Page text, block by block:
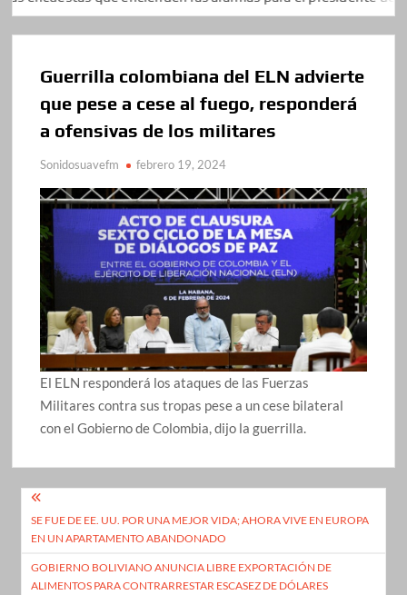
Guerrilla colombiana del ELN advierte
que pese a cese al fuego, responderá
a ofensivas de los militares
Sonidosuavefm febrero 19, 2024
El ELN responderá los ataques de las Fuerzas
Militares contra sus tropas pese a un cese bilateral
con el Gobierno de Colombia, dijo la guerrilla.
Navegación
de
entradas
SE FUE DE EE. UU. POR UNA MEJOR VIDA; AHORA VIVE EN EUROPA
EN UN APARTAMENTO ABANDONADO
GOBIERNO BOLIVIANO ANUNCIA LIBRE EXPORTACIÓN DE
ALIMENTOS PARA CONTRARRESTAR ESCASEZ DE DÓLARES